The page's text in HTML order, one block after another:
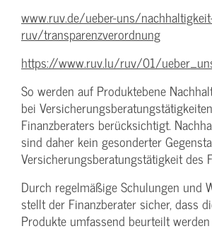
www.ruv.de/ueber-uns/
ruv/transparenzverordnung
https://www.ruv.lu/ruv/01/
So werden auf Produktebene
bei
Finanzberaters berücksichtigt.
sind daher kein gesonderter
Versicherungsberatungstätigkeit des
Durch regelmäßige Schulungen und
stellt der Finanzberater sicher, dass
Produkte umfassend beurteilt